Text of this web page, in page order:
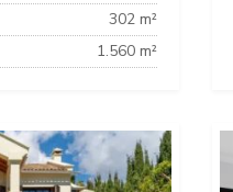
302 m²
1.560 m²